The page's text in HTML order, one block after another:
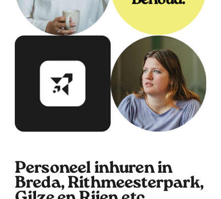
Personeel inhuren in
Breda, Rithmeesterpark,